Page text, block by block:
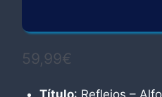
59,99€